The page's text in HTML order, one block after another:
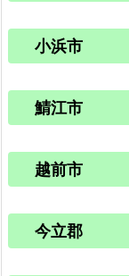
小浜市
鯖江市
越前市
今立郡